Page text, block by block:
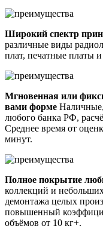
Широкий спектр
различные виды
плат, печатные платы
Мгновенная или
вами форме
любого банка РФ,
Среднее время от
минут.
Полное покрытие
коллекций и
демонтажа целых
повышенный
объёмов от 10 кг+.